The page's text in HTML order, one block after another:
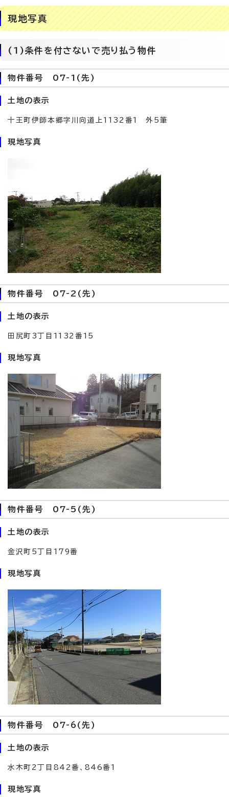
現地写真
(1)条件を付さないで売り払う物件
物件番号 07-1(先)
土地の表示
十王町伊師本郷字川向道上1132番1 外5筆
現地写真
物件番号 07-2(先)
土地の表示
田尻町3丁目1132番15
現地写真
物件番号 07-5(先)
土地の表示
金沢町5丁目179番
現地写真
物件番号 07-6(先)
土地の表示
水木町2丁目842番、846番1
現地写真